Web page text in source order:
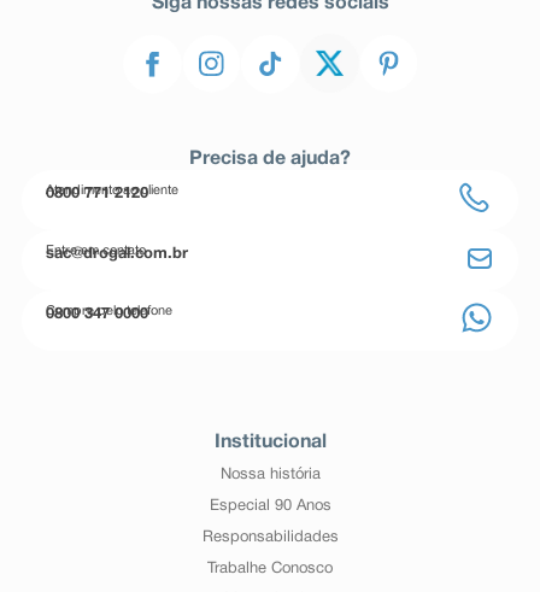
Siga nossas redes sociais
Precisa de ajuda?
Atendimento ao cliente
0800 771 2120
Entre em contato
sac@drogal.com.br
Compre pelo telefone
0800 347 0000
Institucional
Nossa história
Especial 90 Anos
Responsabilidades
Trabalhe Conosco